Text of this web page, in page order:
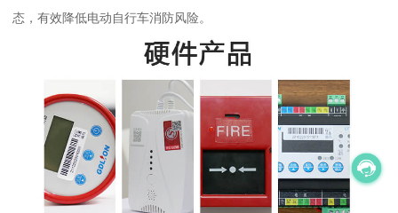
态，有效降低电动自行车消防风险。